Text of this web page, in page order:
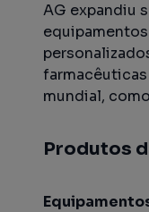
AG expandiu
mundial,
Produtos